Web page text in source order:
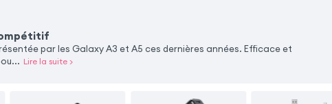
par les Galaxy A3 et A5 ces dernières années. Efficace et
Lire la suite>